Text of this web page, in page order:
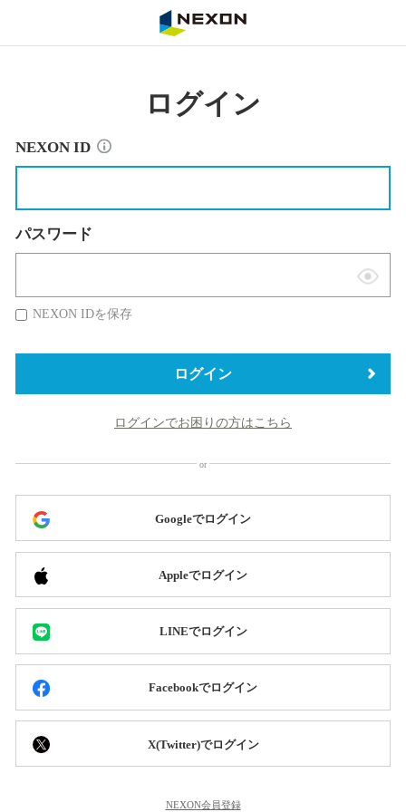
ログイン
NEXON ID
パスワード
表
替
NEXON IDを保存
ログイン
ログインでお困りの方はこちら
Googleでログイン
Appleでログイン
LINEでログイン
Facebookでログイン
X(Twitter)でログイン
NEXON会員登録